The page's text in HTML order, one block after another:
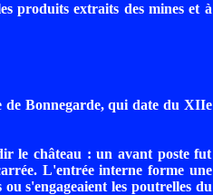
produits extraits des mines et à
de Bonnegarde, qui date du XIIe
le château : un avant poste fut
L'entrée interne forme une
s'engageaient les poutrelles du